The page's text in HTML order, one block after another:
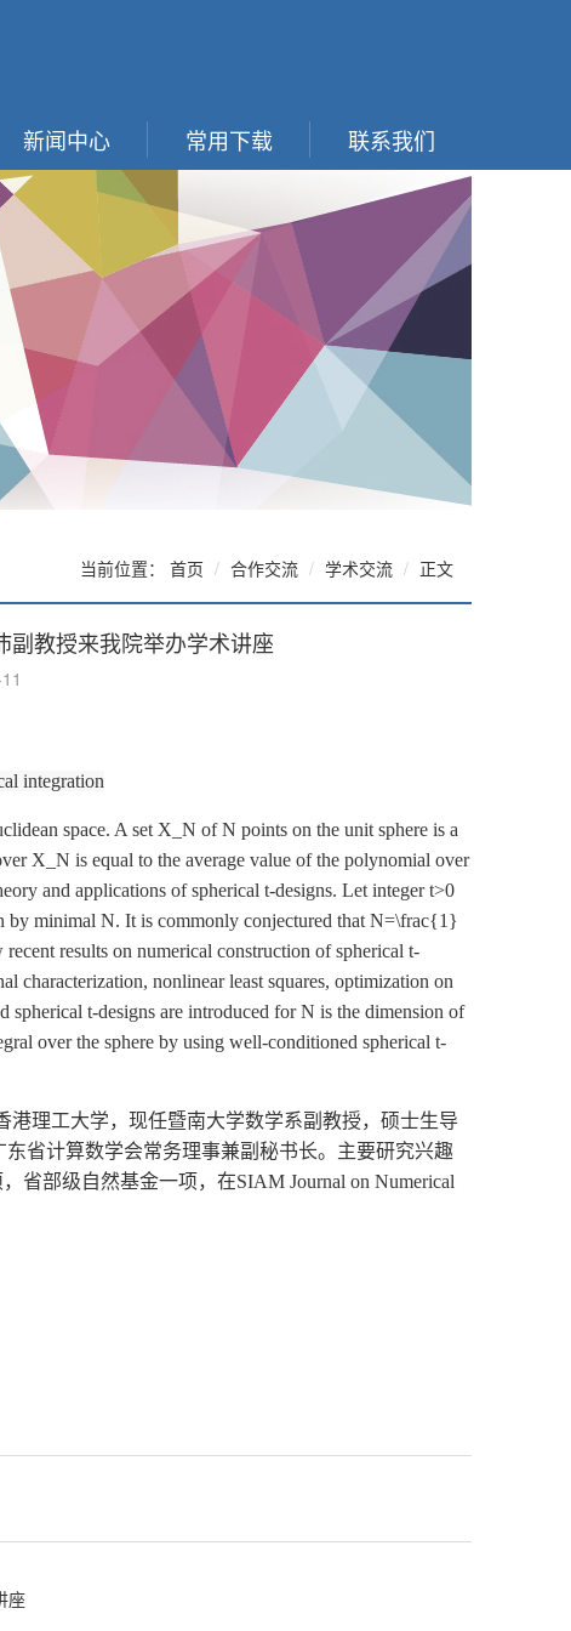
新闻中心 常用下载 联系我们
当前位置： 首页 合作交流 学术交流 正文
副教授来我院举办学术讲座
11
integration
space. A set X_N of N points on the unit sphere is a
X_N is equal to the average value of the polynomial over
and applications of spherical t-designs. Let integer t>0
by minimal N. It is commonly conjectured that N=\frac{1}
results on numerical construction of spherical t-
characterization, nonlinear least squares, optimization on
t-designs are introduced for N is the dimension of
over the sphere by using well-conditioned spherical t-
理工大学，现任暨南大学数学系副教授，硕士生导
省计算数学会常务理事兼副秘书长。主要研究兴趣
部级自然基金一项，在SIAM Journal on Numerical
座